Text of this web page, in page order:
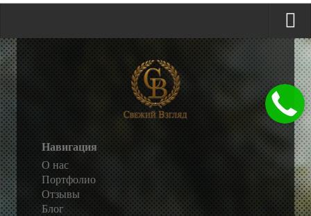
Навигация
О нас
Портфолио
Отзывы
Блог